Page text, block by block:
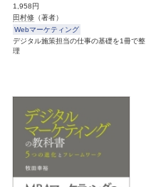
1,958円
田村修 （著者）
Webマーケティング
デジタル施策担当の仕事の基礎を1冊で整
理